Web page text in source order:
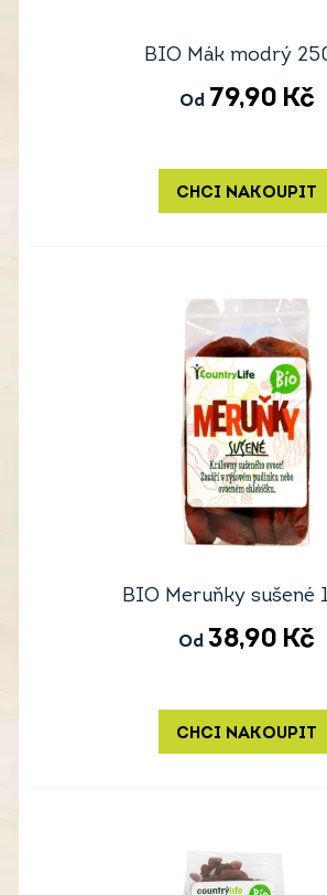
BIO Mák modrý
Od 79,90 Kč
CHCI NAKOUPIT
BIO Meruňky sušené
Od 38,90 Kč
CHCI NAKOUPIT